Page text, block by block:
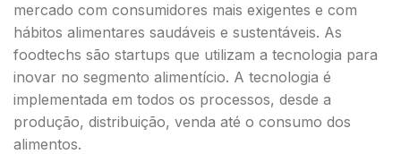
mercado com consumidores mais exigentes e com
hábitos alimentares saudáveis e sustentáveis. As
foodtechs são startups que utilizam a tecnologia para
inovar no segmento alimentício. A tecnologia é
implementada em todos os processos, desde a
produção, distribuição, venda até o consumo dos
alimentos.